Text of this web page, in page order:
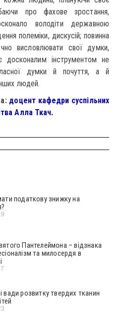
про фахове зростання,
володіти державною
полеміки, дискусій; повинна
висловлювати свої думки,
досконалим інструментом не
думки й почуття, а й
людей.
доцент кафедри суспільних
Алла Ткач.
податкову знижку на
Пантелеймона – відзнака
та милосердя в
вади розвитку твердих тканин